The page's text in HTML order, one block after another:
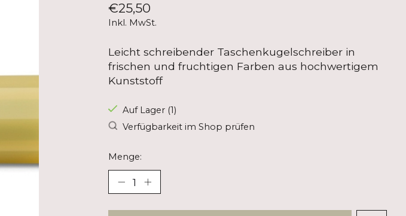
€25,50
Inkl. MwSt.
Leicht schreibender Taschenkugelschreiber in
frischen und fruchtigen Farben aus hochwertigem
Kunststoff
Auf Lager (1)
Verfügbarkeit im Shop prüfen
Menge: